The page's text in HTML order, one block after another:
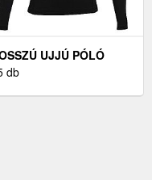
UJJÚ PÓLÓ
ARMOUR UA HG
db